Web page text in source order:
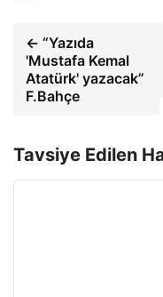
← “Yazıda
'Mustafa Kemal
Atatürk' yazacak”
F.Bahçe
Tavsiye Edilen